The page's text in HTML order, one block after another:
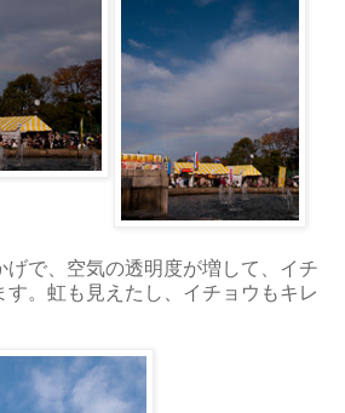
げで、空気の透明度が増して、イチ
す。虹も見えたし、イチョウもキレ